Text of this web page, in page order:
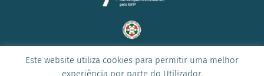
© 2023 Todos os direitos reservados –ICONE
Este website utiliza cookies para permitir uma melhor